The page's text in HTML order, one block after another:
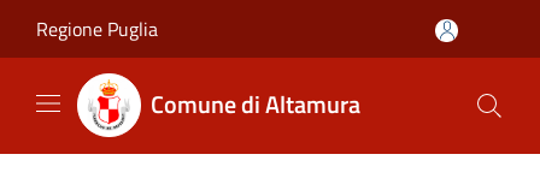
Regione Puglia
Comune di Altamura